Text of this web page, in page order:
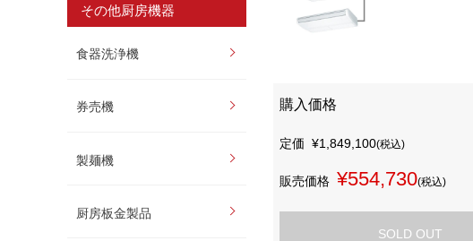
その他厨房機器
食器洗浄機
券売機
製麺機
厨房板金製品
購入価格
定価 ¥1,849,100(税込)
販売価格 ¥554,730(税込)
SOLD OUT